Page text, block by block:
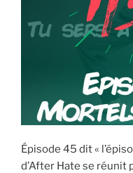
Épisode 45 dit «
d’After Hate se réunit